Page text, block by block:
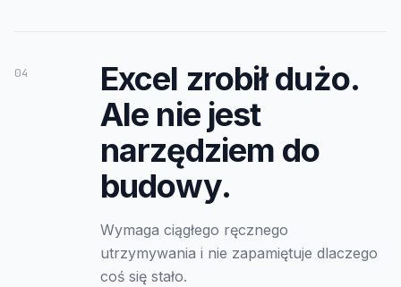
04
Excel zrobił dużo.
Ale nie jest
narzędziem do
budowy.
Wymaga ciągłego ręcznego
utrzymywania i nie zapamiętuje dlaczego
coś się stało.